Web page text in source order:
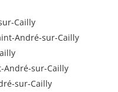
Cailly
André-sur-Cailly
André-sur-Cailly
sur-Cailly